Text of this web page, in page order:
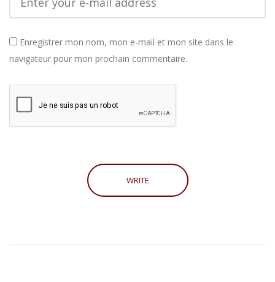
Enregistrer mon nom, mon e-mail et mon site dans le
navigateur pour mon prochain commentaire.